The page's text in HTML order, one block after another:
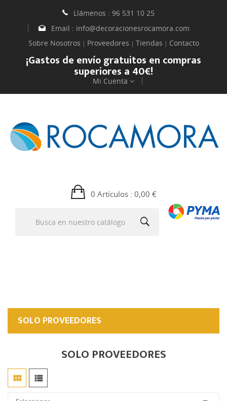
Llámenos : 96 531 10 25
Email : info@decoracionesrocamora.com
Sobre Nosotros | Proveedores | Tiendas | Contacto
¡Gastos de envío gratuitos en compras
superiores a 40€!
Mi Cuenta
0 Artículos: 0,00 €
SOLO PROVEEDORES
SOLO PROVEEDORES
 